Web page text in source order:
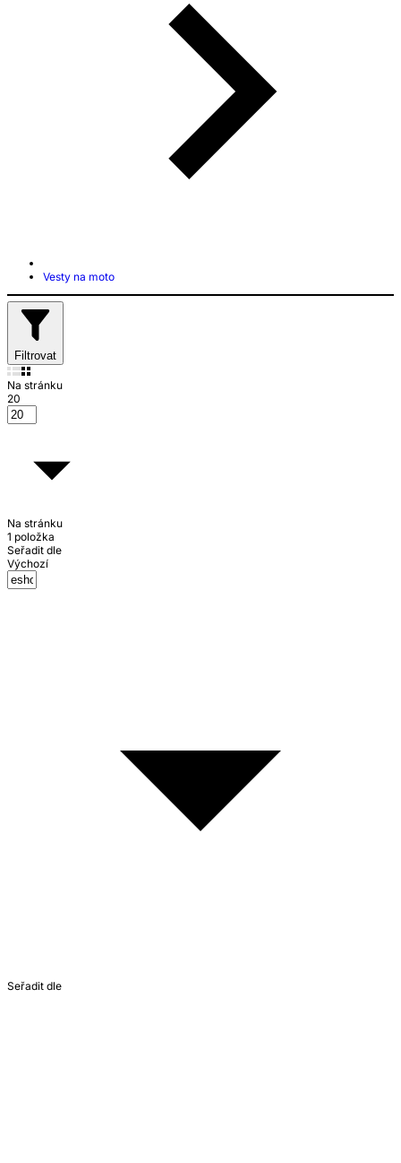
Vesty na moto
Filtrovat
Na stránku
20
Na stránku
1 položka
Seřadit dle
Výchozí
Seřadit dle